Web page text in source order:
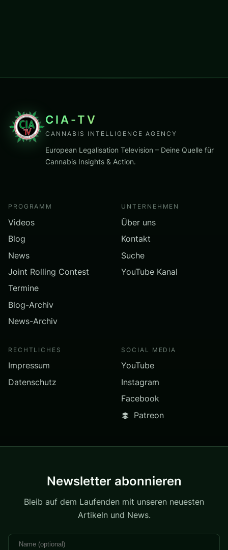
CIA-TV
CANNABIS INTELLIGENCE AGENCY
European Legalisation Television – Deine Quelle für
Cannabis Insights & Action.
PROGRAMM
Videos
Blog
News
Joint Rolling Contest
Termine
Blog-Archiv
News-Archiv
UNTERNEHMEN
Über uns
Kontakt
Suche
YouTube Kanal
RECHTLICHES
Impressum
Datenschutz
SOCIAL MEDIA
YouTube
Instagram
Facebook
Patreon
Newsletter abonnieren
Bleib auf dem Laufenden mit unseren neuesten
Artikeln und News.